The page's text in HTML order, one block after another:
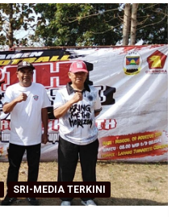
SRI-MEDIA TERKINI